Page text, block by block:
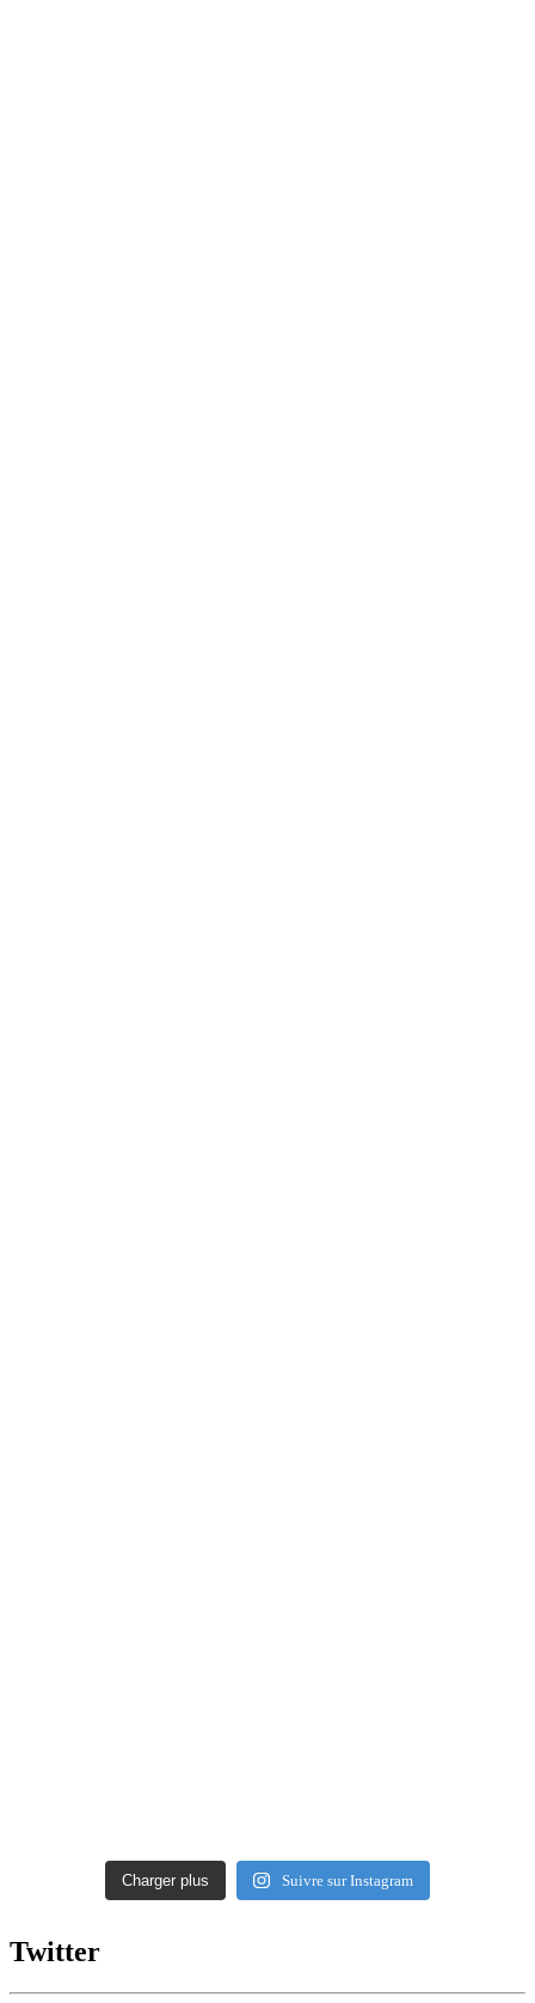
Charger plus Suivre sur Instagram
Twitter